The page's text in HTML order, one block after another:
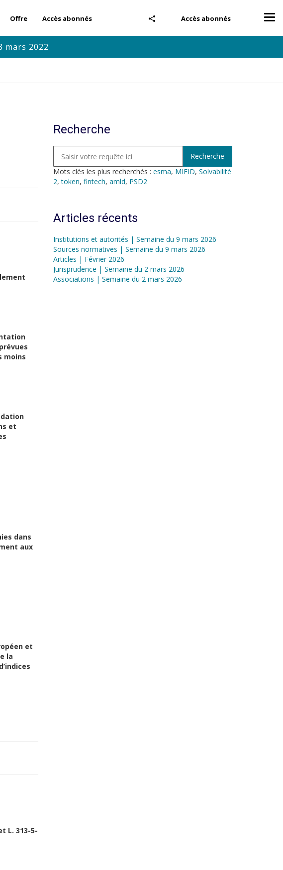
Accès abonnés
Offre Accès abonnés
mars 2022
moins
et
dans
aux
et
la
ndices
L. 313-5-
Recherche
Mots clés les plus recherchés : esma, MIFID, Solvabilité
2,token, fintech, amld, PSD2
Articles récents
Institutions et autorités | Semaine du 9 mars 2026
Sources normatives | Semaine du 9 mars 2026
Articles | Février 2026
Jurisprudence | Semaine du 2 mars 2026
Associations | Semaine du 2 mars 2026